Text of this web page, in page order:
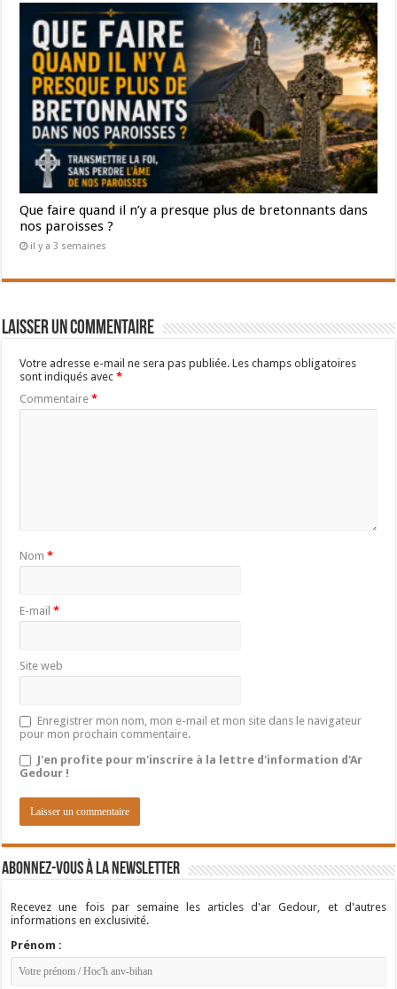
Que faire quand il n’y a presque plus de bretonnants dans
nos paroisses ?
il y a 3 semaines
Laisser un commentaire
Votre adresse e-mail ne sera pas publiée. Les champs obligatoires
sont indiqués avec*
Commentaire*
Nom*
E-mail*
Site web
Enregistrer mon nom, mon e-mail et mon site dans le navigateur
pour mon prochain commentaire.
J'en profite pour m'inscrire à la lettre d'information d'Ar
Gedour !
Abonnez-vous à la newsletter
Recevez une fois par semaine les articles d'ar Gedour, et d'autres
informations en exclusivité.
Prénom :